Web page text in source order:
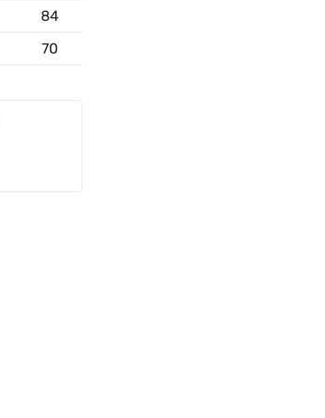
84
70